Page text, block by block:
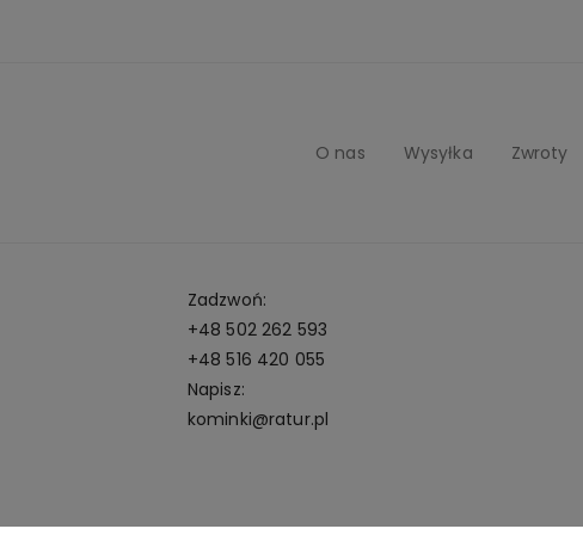
O nas Wysyłka Zwroty
Zadzwoń:
+48 502 262 593
+48 516 420 055
Napisz:
kominki@ratur.pl